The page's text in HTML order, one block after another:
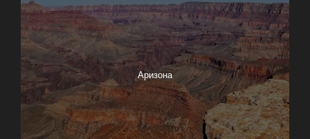
Аризона